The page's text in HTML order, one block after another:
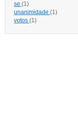
se (1)
unanimidade (1)
votos (1)